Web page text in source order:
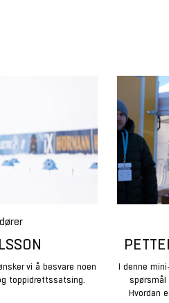
vi å besvare noen
toppidrettssatsing.
I denne
spørsmål
Hvordan